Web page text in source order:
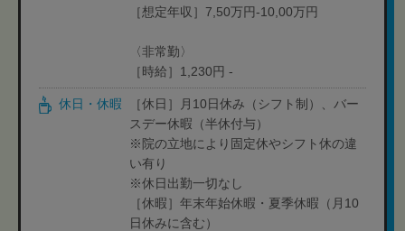
［想定年収］7,50万円-10,00万円
〈非常勤〉
［時給］1,230円 -
休日・休暇
［休日］月10日休み（シフト制）、バー
スデー休暇（半休付与）
※院の立地により固定休やシフト休の違
い有り
※休日出勤一切なし
［休暇］年末年始休暇・夏季休暇（月10
日休みに含む）